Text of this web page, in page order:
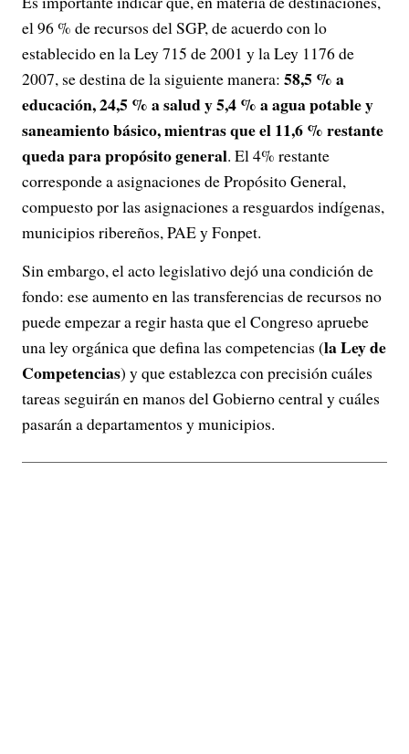
el 96 % de recursos del SGP, de acuerdo con lo
establecido en la Ley 715 de 2001 y la Ley 1176 de
2007, se destina de la siguiente manera: 58,5 % a
educación, 24,5 % a salud y 5,4 % a agua potable y
saneamiento básico, mientras que el 11,6 % restante
queda para propósito general. El 4% restante
corresponde a asignaciones de Propósito General,
compuesto por las asignaciones a resguardos indígenas,
municipios ribereños, PAE y Fonpet.
Sin embargo, el acto legislativo dejó una condición de
fondo: ese aumento en las transferencias de recursos no
puede empezar a regir hasta que el Congreso apruebe
una ley orgánica que defina las competencias (la Ley de
Competencias) y que establezca con precisión cuáles
tareas seguirán en manos del Gobierno central y cuáles
pasarán a departamentos y municipios.